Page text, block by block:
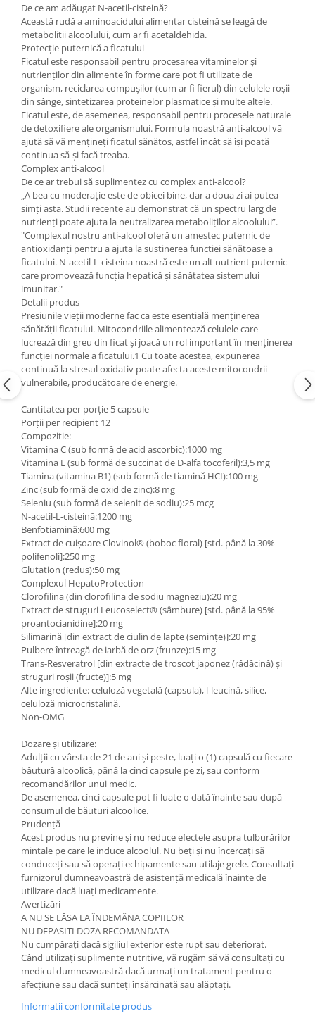
De ce am adăugat N-acetil-cisteină?
Această rudă a aminoacidului alimentar cisteină se leagă de
metaboliții alcoolului, cum ar fi acetaldehida.
Protecție puternică a ficatului
Ficatul este responsabil pentru procesarea vitaminelor și
nutrienților din alimente în forme care pot fi utilizate de
organism, reciclarea compușilor (cum ar fi fierul) din celulele roșii
din sânge, sintetizarea proteinelor plasmatice și multe altele.
Ficatul este, de asemenea, responsabil pentru procesele naturale
de detoxifiere ale organismului. Formula noastră anti-alcool vă
ajută să vă mențineți ficatul sănătos, astfel încât să își poată
continua să-și facă treaba.
Complex anti-alcool
De ce ar trebui să suplimentez cu complex anti-alcool?
„A bea cu moderație este de obicei bine, dar a doua zi ai putea
simți asta. Studii recente au demonstrat că un spectru larg de
nutrienți poate ajuta la neutralizarea metaboliților alcoolului”.
"Complexul nostru anti-alcool oferă un amestec puternic de
antioxidanți pentru a ajuta la susținerea funcției sănătoase a
ficatului. N-acetil-L-cisteina noastră este un alt nutrient puternic
care promovează funcția hepatică și sănătatea sistemului
imunitar."
Detalii produs
Presiunile vieții moderne fac ca este esențială menținerea
sănătății ficatului. Mitocondriile alimentează celulele care
lucrează din greu din ficat și joacă un rol important în menținerea
funcției normale a ficatului.1 Cu toate acestea, expunerea
continuă la stresul oxidativ poate afecta aceste mitocondrii
vulnerabile, producătoare de energie.
Cantitatea per porție 5 capsule
Porții per recipient 12
Compozitie:
Vitamina C (sub formă de acid ascorbic):1000 mg
Vitamina E (sub formă de succinat de D-alfa tocoferil):3,5 mg
Tiamina (vitamina B1) (sub formă de tiamină HCI):100 mg
Zinc (sub formă de oxid de zinc):8 mg
Seleniu (sub formă de selenit de sodiu):25 mcg
N-acetil-L-cisteină:1200 mg
Benfotiamină:600 mg
Extract de cuișoare Clovinol® (boboc floral) [std. până la 30%
polifenoli]:250 mg
Glutation (redus):50 mg
Complexul HepatoProtection
Clorofilina (din clorofilina de sodiu magneziu):20 mg
Extract de struguri Leucoselect® (sâmbure) [std. până la 95%
proantocianidine]:20 mg
Silimarină [din extract de ciulin de lapte (semințe)]:20 mg
Pulbere întreagă de iarbă de orz (frunze):15 mg
Trans-Resveratrol [din extracte de troscot japonez (rădăcină) și
struguri roșii (fructe)]:5 mg
Alte ingrediente: celuloză vegetală (capsula), l-leucină, silice,
celuloză microcristalină.
Non-OMG
Dozare și utilizare:
Adulții cu vârsta de 21 de ani și peste, luați o (1) capsulă cu fiecare
băutură alcoolică, până la cinci capsule pe zi, sau conform
recomandărilor unui medic.
De asemenea, cinci capsule pot fi luate o dată înainte sau după
consumul de băuturi alcoolice.
Prudență
Acest produs nu previne și nu reduce efectele asupra tulburărilor
mintale pe care le induce alcoolul. Nu beți și nu încercați să
conduceți sau să operați echipamente sau utilaje grele. Consultați
furnizorul dumneavoastră de asistență medicală înainte de
utilizare dacă luați medicamente.
Avertizări
A NU SE LĂSA LA ÎNDEMÂNA COPIILOR
NU DEPASITI DOZA RECOMANDATA
Nu cumpărați dacă sigiliul exterior este rupt sau deteriorat.
Când utilizați suplimente nutritive, vă rugăm să vă consultați cu
medicul dumneavoastră dacă urmați un tratament pentru o
afecțiune sau dacă sunteți însărcinată sau alăptați.
Informatii conformitate produs